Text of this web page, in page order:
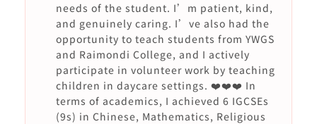
needs of the student. I’m patient, kind,
and genuinely caring. I’ve also had the
opportunity to teach students from YWGS
and Raimondi College, and I actively
participate in volunteer work by teaching
children in daycare settings. ❤️❤️❤️ In
terms of academics, I achieved 6 IGCSEs
(9s) in Chinese, Mathematics, Religious